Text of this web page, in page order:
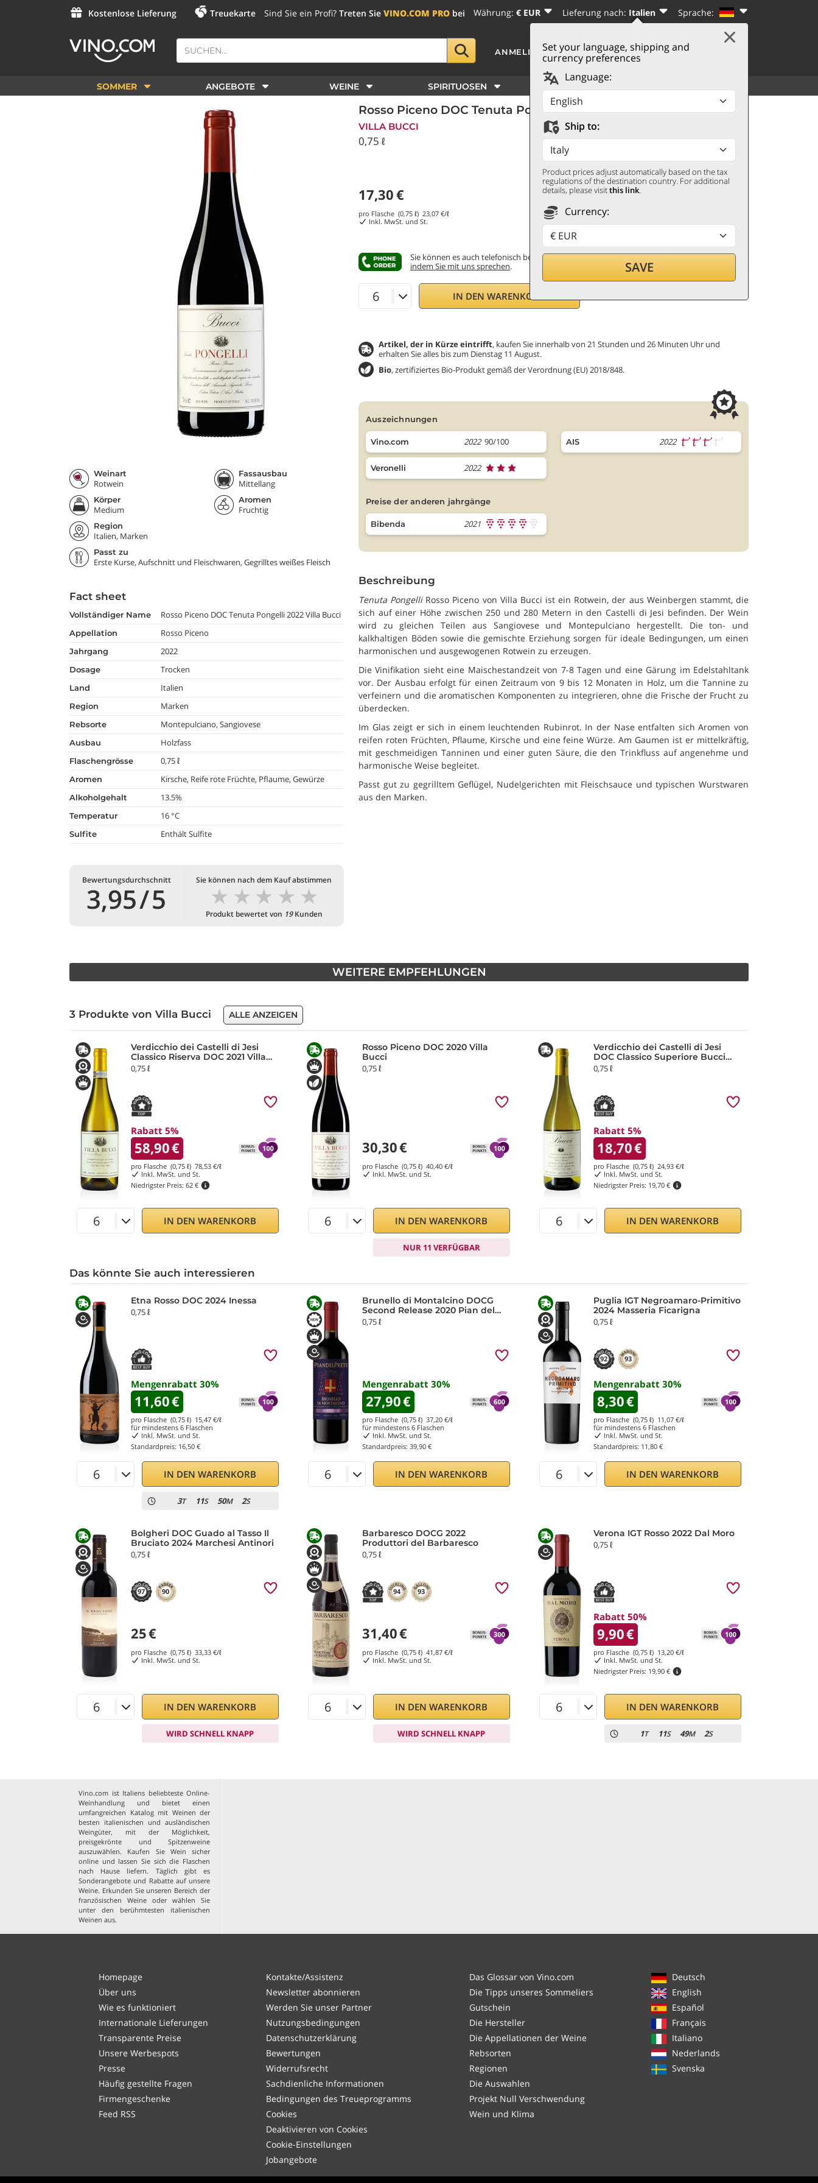
Kostenlose Lieferung Treuekarte Sind Sie ein Profi? Treten Sie VINO.COM PRObei Währung: € EUR Lieferung nach: Italien Sprache:
Set your language, shipping and
currency preferences
Language:
Ship to:
Product prices adjust automatically based on the tax
regulations of the destination country. For additional
details, please visitthis link.
Currency:
SAVE
ANMELDEN | REGISTRIEREN WARENKORB
SOMMER ANGEBOTE WEINE SPIRITUOSEN WEITERES
Weinart
Rotwein
Fassausbau
Mittellang
Körper
Medium
Aromen
Fruchtig
Region
Italien, Marken
Passt zu
Erste Kurse, Aufschnitt und Fleischwaren, Gegrilltes weißes Fleisch
Fact sheet
vollständiger Name Rosso Piceno DOC Tenuta Pongelli 2022 Villa Bucci
appellation Rosso Piceno
jahrgang 2022
dosage Trocken
land Italien
region Marken
rebsorte Montepulciano, Sangiovese
ausbau Holzfass
flaschengrösse 0,75 ℓ
aromen Kirsche, Reife rote Früchte, Pflaume, Gewürze
alkoholgehalt 13.5%
temperatur 16 °C
Sulfite Enthält Sulfite
Bewertungsdurchschnitt
3,95/5
Sie können nach dem Kauf abstimmen
★
★
★
★
★
Produkt bewertet von 19Kunden
Rosso Piceno DOC Tenuta Pongelli 2022 Villa Bucci
VILLA BUCCI
0,75 ℓ
17,30€
pro Flasche (0,75 ℓ) 23,07 €/ℓ
Inkl. MwSt. und St.
Sie können es auch telefonisch bestellen,
indem Sie mit uns sprechen.
IN DEN WARENKORB
Artikel, der in Kürze eintrifft, kaufen Sie innerhalb von 21 Stunden und 26 Minuten Uhr und
erhalten Sie alles bis zum Dienstag 11 August.
Bio, zertifiziertes Bio-Produkt gemäß der Verordnung (EU) 2018/848.
auszeichnungen
Vino.com 2022 90/100 AIS 2022
Veronelli 2022
preise der anderen jahrgänge
Bibenda 2021
Beschreibung
Tenuta PongelliRosso Piceno von Villa Bucci ist ein Rotwein, der aus Weinbergen stammt, die
sich auf einer Höhe zwischen 250 und 280 Metern in den Castelli di Jesi befinden. Der Wein
wird zu gleichen Teilen aus Sangiovese und Montepulciano hergestellt. Die ton- und
kalkhaltigen Böden sowie die gemischte Erziehung sorgen für ideale Bedingungen, um einen
harmonischen und ausgewogenen Rotwein zu erzeugen.
Die Vinifikation sieht eine Maischestandzeit von 7-8 Tagen und eine Gärung im Edelstahltank
vor. Der Ausbau erfolgt für einen Zeitraum von 9 bis 12 Monaten in Holz, um die Tannine zu
verfeinern und die aromatischen Komponenten zu integrieren, ohne die Frische der Frucht zu
überdecken.
Im Glas zeigt er sich in einem leuchtenden Rubinrot. In der Nase entfalten sich Aromen von
reifen roten Früchten, Pflaume, Kirsche und eine feine Würze. Am Gaumen ist er mittelkräftig,
mit geschmeidigen Tanninen und einer guten Säure, die den Trinkfluss auf angenehme und
harmonische Weise begleitet.
Passt gut zu gegrilltem Geflügel, Nudelgerichten mit Fleischsauce und typischen Wurstwaren
aus den Marken.
WEITERE EMPFEHLUNGEN
3 Produkte von Villa Bucci ALLE ANZEIGEN
Verdicchio dei Castelli di Jesi
Classico Riserva DOC 2021 Villa
Bucci
0,75 ℓ
Rabatt 5%
58,90€
pro Flasche (0,75 ℓ) 78,53 €/ℓ
Inkl. MwSt. und St.
Niedrigster Preis: 62 €
IN DEN WARENKORB
Rosso Piceno DOC 2020 Villa
Bucci
0,75 ℓ
30,30€
pro Flasche (0,75 ℓ) 40,40 €/ℓ
Inkl. MwSt. und St.
IN DEN WARENKORB
NUR 11 VERFÜGBAR
Verdicchio dei Castelli di Jesi
DOC Classico Superiore Bucci
2024 Villa Bucci
0,75 ℓ
Rabatt 5%
18,70€
pro Flasche (0,75 ℓ) 24,93 €/ℓ
Inkl. MwSt. und St.
Niedrigster Preis: 19,70 €
IN DEN WARENKORB
Das könnte Sie auch interessieren
Etna Rosso DOC 2024 Inessa
0,75 ℓ
Mengenrabatt 30%
11,60€
pro Flasche (0,75 ℓ) 15,47 €/ℓ
für mindestens 6 Flaschen
Inkl. MwSt. und St.
Standardpreis: 16,50 €
IN DEN WARENKORB
3T 11S 50M 1S
Brunello di Montalcino DOCG
Second Release 2020 Pian del
Prete
0,75 ℓ
Mengenrabatt 30%
27,90€
pro Flasche (0,75 ℓ) 37,20 €/ℓ
für mindestens 6 Flaschen
Inkl. MwSt. und St.
Standardpreis: 39,90 €
IN DEN WARENKORB
Puglia IGT Negroamaro-Primitivo
2024 Masseria Ficarigna
0,75 ℓ
92 93
Mengenrabatt 30%
8,30€
pro Flasche (0,75 ℓ) 11,07 €/ℓ
für mindestens 6 Flaschen
Inkl. MwSt. und St.
Standardpreis: 11,80 €
IN DEN WARENKORB
Bolgheri DOC Guado al Tasso Il
Bruciato 2024 Marchesi Antinori
0,75 ℓ
97 90
25€
pro Flasche (0,75 ℓ) 33,33 €/ℓ
Inkl. MwSt. und St.
IN DEN WARENKORB
WIRD SCHNELL KNAPP
Barbaresco DOCG 2022
Produttori del Barbaresco
0,75 ℓ
94 93
31,40€
pro Flasche (0,75 ℓ) 41,87 €/ℓ
Inkl. MwSt. und St.
IN DEN WARENKORB
WIRD SCHNELL KNAPP
Verona IGT Rosso 2022 Dal Moro
0,75 ℓ
Rabatt 50%
9,90€
pro Flasche (0,75 ℓ) 13,20 €/ℓ
Inkl. MwSt. und St.
Niedrigster Preis: 19,90 €
IN DEN WARENKORB
1T 11S 49M 1S
Vino.com ist Italiens beliebteste Online-
Weinhandlung und bietet einen
umfangreichen Katalog mit Weinen der
besten italienischen und ausländischen
Weingüter, mit der Möglichkeit,
preisgekrönte und Spitzenweine
auszuwählen. Kaufen Sie Wein sicher
online und lassen Sie sich die Flaschen
nach Hause liefern. Täglich gibt es
Sonderangebote und Rabatte auf unsere
Weine. Erkunden Sie unseren Bereich der
französischen Weine oder wählen Sie
unter den berühmtesten italienischen
Weinen aus.
Homepage
Über uns
Wie es funktioniert
Internationale Lieferungen
Transparente Preise
Unsere Werbespots
Presse
Häufig gestellte Fragen
Firmengeschenke
Feed RSS
Kontakte/Assistenz
Newsletter abonnieren
Werden Sie unser Partner
Nutzungsbedingungen
Datenschutzerklärung
Bewertungen
Widerrufsrecht
Sachdienliche Informationen
Bedingungen des Treueprogramms
Cookies
Deaktivieren von Cookies
Cookie-Einstellungen
Jobangebote
Das Glossar von Vino.com
Die Tipps unseres Sommeliers
Gutschein
Die Hersteller
Die Appellationen der Weine
Rebsorten
Regionen
Die Auswahlen
Projekt Null Verschwendung
Wein und Klima
Deutsch
English
Español
Français
Italiano
Nederlands
Svenska